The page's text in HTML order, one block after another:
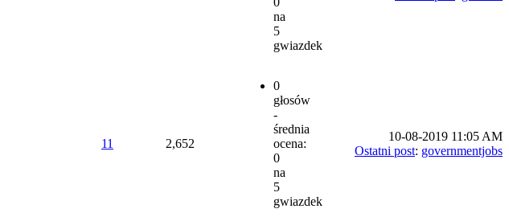
na
5
gwiazdek
11 2,652
0
głosów
-
średnia
ocena:
0
na
5
gwiazdek
10-08-2019 11:05 AM
Ostatni post: governmentjobs